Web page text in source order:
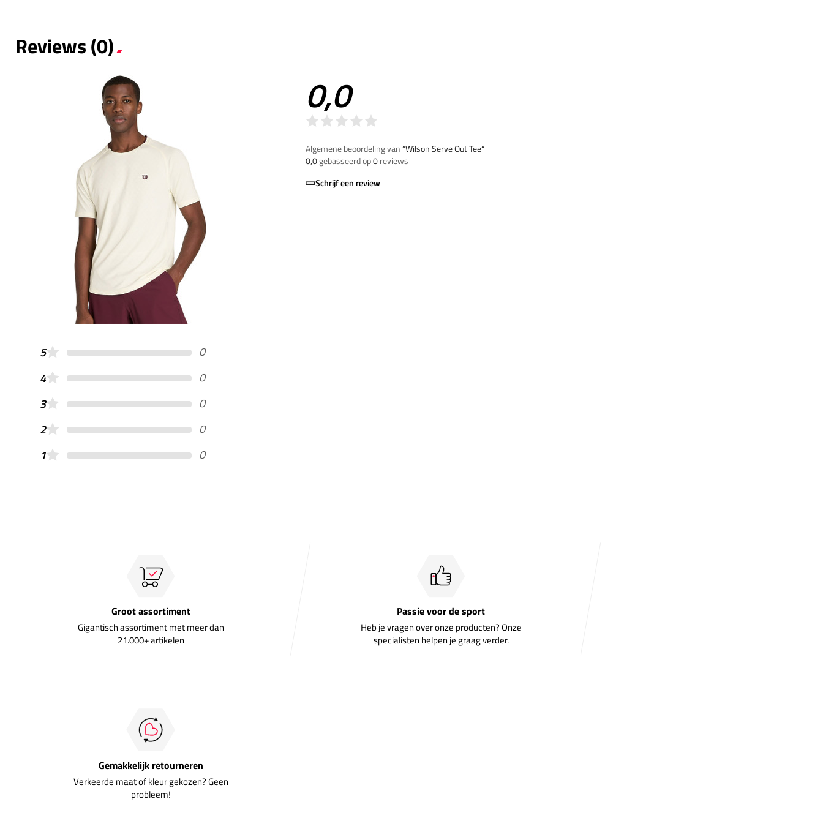
Reviews (0)
0,0
Algemene beoordeling van”Wilson Serve Out Tee“
0,0gebasseerd op0reviews
Schrijf een review
5
0
4
0
3
0
2
0
1
0
Groot assortiment
Gigantisch assortiment met meer dan
21.000+ artikelen
Passie voor de sport
Heb je vragen over onze producten? Onze
specialisten helpen je graag verder.
Gemakkelijk retourneren
Verkeerde maat of kleur gekozen? Geen
probleem!